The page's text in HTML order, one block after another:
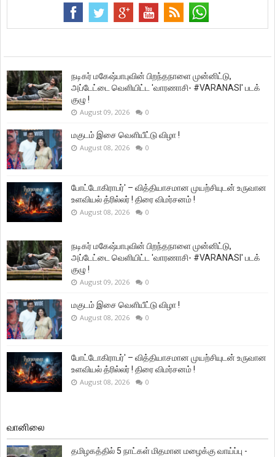
நடிகர் மகேஷ்பாபுவின் பிறந்தநாளை முன்னிட்டு,
அப்டேட்டை வெளியிட்ட 'வாரணாசி- #VARANASI' படக்
குழு !
August 09, 2026 0
மகுடம் இசை வெளியீட்டு விழா !
August 08, 2026 0
போட்டோகிராபர்' – வித்தியாசமான முயற்சியுடன் உருவான
உளவியல் த்ரில்லர் ! திரை விமர்சனம் !
August 08, 2026 0
நடிகர் மகேஷ்பாபுவின் பிறந்தநாளை முன்னிட்டு,
அப்டேட்டை வெளியிட்ட 'வாரணாசி- #VARANASI' படக்
குழு !
August 09, 2026 0
மகுடம் இசை வெளியீட்டு விழா !
August 08, 2026 0
போட்டோகிராபர்' – வித்தியாசமான முயற்சியுடன் உருவான
உளவியல் த்ரில்லர் ! திரை விமர்சனம் !
August 08, 2026 0
வானிலை
தமிழகத்தில் 5 நாட்கள் மிதமான மழைக்கு வாய்ப்பு -